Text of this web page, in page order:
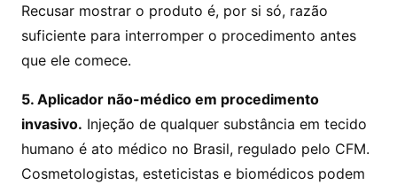
Recusar mostrar o produto é, por si só, razão
suficiente para interromper o procedimento antes
que ele comece.
5. Aplicador não-médico em procedimento
invasivo. Injeção de qualquer substância em tecido
humano é ato médico no Brasil, regulado pelo CFM.
Cosmetologistas, esteticistas e biomédicos podem